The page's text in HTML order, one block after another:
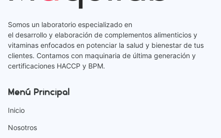
Somos un laboratorio especializado en
el desarrollo y elaboración de complementos alimenticios y
vitaminas enfocados en potenciar la salud y bienestar de tus
clientes. Contamos con maquinaria de última generación y
certificaciones HACCP y BPM.
Menú Principal
Inicio
Nosotros